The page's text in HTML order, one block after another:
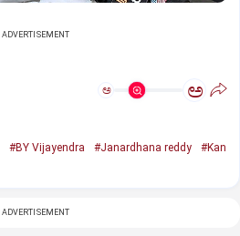
ADVERTISEMENT
ಅ ಅ
#BY Vijayendra #Janardhana reddy
#Kan
ADVERTISEMENT